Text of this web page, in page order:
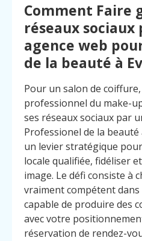
Comment Faire
réseaux sociaux
agence web
de la beauté à
Pour un salon de
professionnel du make-
ses réseaux sociaux par
Professionel de la
un levier stratégique
locale qualifiée, fidéliser
image. Le défi consiste à
vraiment compétent dans
capable de produire des
avec votre
réservation de rendez-